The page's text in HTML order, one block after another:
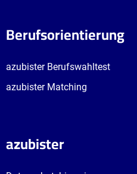
Berufsorientierung
azubister Berufswahltest
azubister Matching
azubister